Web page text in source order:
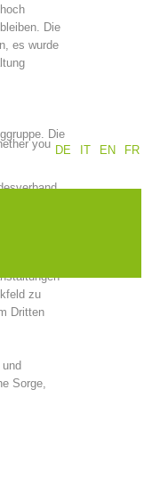
Group
Die
es wurde
Die
als
zu
Dritten
Sorge,
DE
IT EN FR
you